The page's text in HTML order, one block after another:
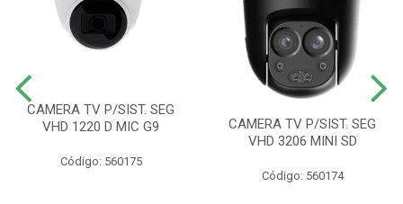
CAMERA TV P/SIST. SEG
VHD 1220 D MIC G9
Código: 560175
CAMERA TV P/SIST. SEG
VHD 3206 MINI SD
Código: 560174